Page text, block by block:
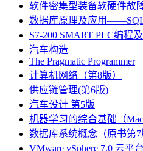
软件密集型装备软硬件故
数据库原理及应用――SQL
S7-200 SMART PLC编程
汽车构造
The Pragmatic Programmer
计算机网络（第8版）
供应链管理(第6版)
汽车设计 第5版
机器学习的综合基础（
数据库系统概念（原书第7
VMware vSphere 7.0 云平